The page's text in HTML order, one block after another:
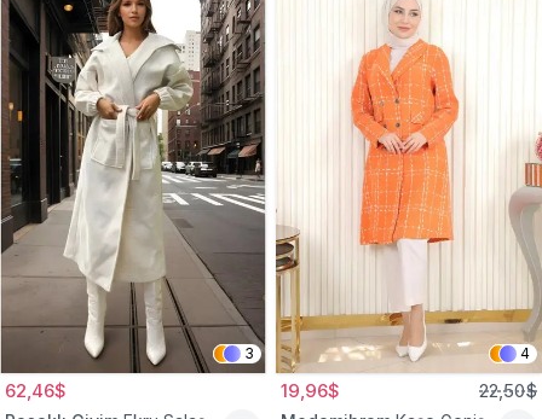
3
62,46$
4
19,96$ 22,50$